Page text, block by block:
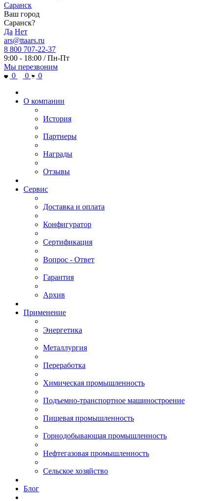
Саранск
Ваш город
Саранск?
Да Нет
ars@ttaars.ru
8 800 707-22-37
9:00 - 18:00 / Пн-Пт
Мы перезвоним
0
0 0
О компании
История
Партнеры
Награды
Отзывы
Сервис
Доставка и оплата
Конфигуратор
Сертификация
Вопрос - Ответ
Гарантия
Архив
Применение
Энергетика
Металлургия
Переработка
Химическая промышленность
Подъемно-транспортное машиностроение
Пищевая промышленность
Горнодобывающая промышленность
Нефтегазовая промышленность
Сельское хозяйство
Блог